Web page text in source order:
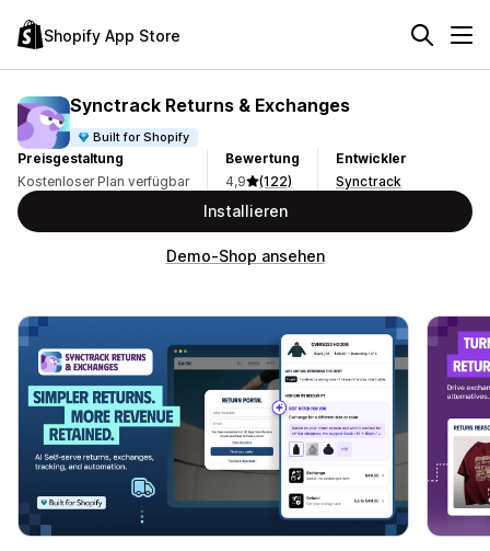
Shopify App Store
Synctrack Returns & Exchanges
Built for Shopify
Preisgestaltung
Kostenloser Plan verfügbar
Bewertung
4,9
(122)
Entwickler
Synctrack
Installieren
Demo-Shop ansehen